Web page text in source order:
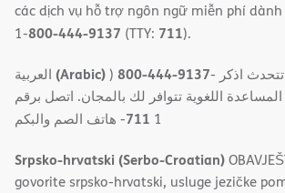
các dịch vụ hỗ trợ ngôn ngữ miễn phí dành
1-800-444-9137 (TTY: 711).
(Arabic)) 800-444-9137- ملحوظة: إذا كنت تتحدث اذكر
اللغویة تتوافر لك بالمجان. اتصل برقم
1
711- ھاتف الصم والبكم
Srpsko-hrvatski (Serbo-Croatian)
govorite srpsko-hrvatski, usluge jezičke